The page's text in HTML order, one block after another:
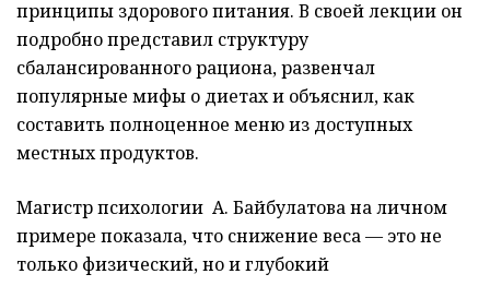
принципы здорового питания. В своей лекции он
подробно представил структуру
сбалансированного рациона, развенчал
популярные мифы о диетах и объяснил, как
составить полноценное меню из доступных
местных продуктов.
Магистр психологии А. Байбулатова на личном
примере показала, что снижение веса — это не
только физический, но и глубокий